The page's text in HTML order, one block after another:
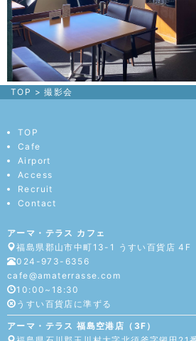
TOP >撮影会
TOP
Cafe
Airport
Access
Recruit
Contact
アーマ・テラス カフェ
福島県郡山市中町13-1 うすい百貨店 4F
024-973-6356
cafe@amaterrasse.com
10:00~18:30
うすい百貨店に準ずる
アーマ・テラス 福島空港店（3F）